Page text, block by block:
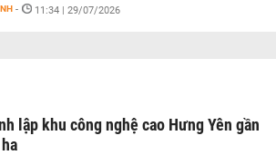
- 11:34 | 29/07/2026
lập khu công nghệ cao Hưng Yên gần